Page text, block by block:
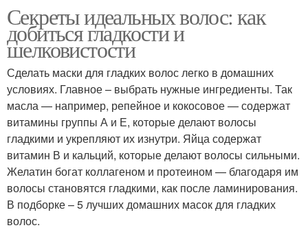
Секреты идеальных волос: как
добиться гладкости и
шелковистости
Сделать маски для гладких волос легко в домашних
условиях. Главное – выбрать нужные ингредиенты. Так
масла — например, репейное и кокосовое — содержат
витамины группы А и Е, которые делают волосы
гладкими и укрепляют их изнутри. Яйца содержат
витамин В и кальций, которые делают волосы сильными.
Желатин богат коллагеном и протеином — благодаря им
волосы становятся гладкими, как после ламинирования.
В подборке – 5 лучших домашних масок для гладких
волос.